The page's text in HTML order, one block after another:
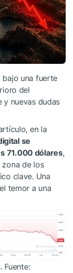
bajo una fuerte
del
y nuevas dudas
en la
se
71.000 dólares,
de los
clave. Una
temor a una
Fuente: